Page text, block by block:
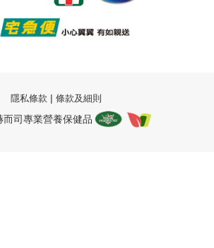
隱私條款 | 條款及細則
司專業營養保健品